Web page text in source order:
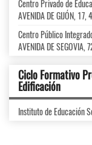
Centro Privado de
AVENIDA DE GIJÓN, 17,
Centro Público
AVENIDA DE SEGOVIA,
Ciclo Formativo
Edificación
Instituto de Educación